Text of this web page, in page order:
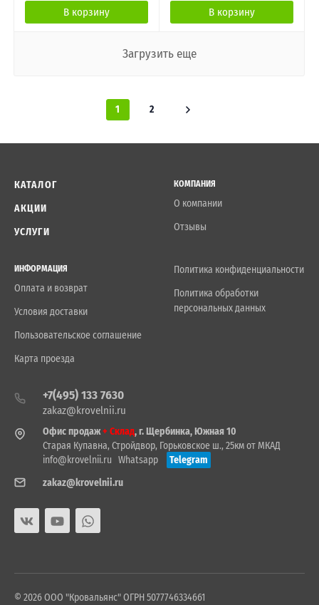
В корзину В корзину
Загрузить еще
1 2
КАТАЛОГ
АКЦИИ
УСЛУГИ
КОМПАНИЯ
О компании
Отзывы
ИНФОРМАЦИЯ
Оплата и возврат
Условия доставки
Пользовательское соглашение
Карта проезда
Политика конфиденциальности
Политика обработки
персональных данных
+7(495) 133 7630
zakaz@krovelnii.ru
Офис продаж+ Склад, г. Щербинка, Южная 10
Старая Купавна, Стройдвор, Горьковское ш., 25км от МКАД
info@krovelnii.ru Whatsapp
Telegram
zakaz@krovelnii.ru
© 2026 ООО "Кровальянс" ОГРН 5077746334661